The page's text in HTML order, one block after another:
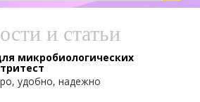
и статьи
микробиологических
удобно, надежно